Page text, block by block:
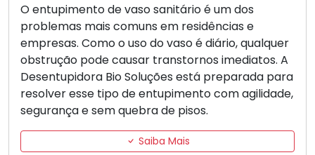
O entupimento de vaso sanitário é um dos
problemas mais comuns em residências e
empresas. Como o uso do vaso é diário, qualquer
obstrução pode causar transtornos imediatos. A
Desentupidora Bio Soluções está preparada para
resolver esse tipo de entupimento com agilidade,
segurança e sem quebra de pisos.
Saiba Mais